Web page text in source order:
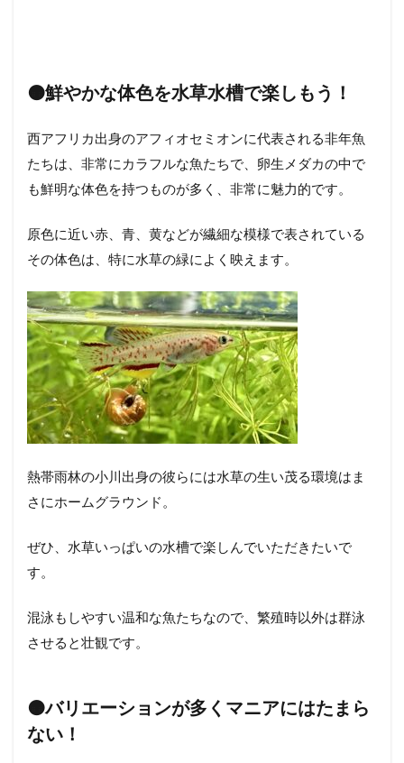
🟠鮮やかな体色を水草水槽で楽しもう！
西アフリカ出身のアフィオセミオンに代表される非年魚
たちは、非常にカラフルな魚たちで、卵生メダカの中で
も鮮明な体色を持つものが多く、非常に魅力的です。
原色に近い赤、青、黄などが繊細な模様で表されている
その体色は、特に水草の緑によく映えます。
熱帯雨林の小川出身の彼らには水草の生い茂る環境はま
さにホームグラウンド。
ぜひ、水草いっぱいの水槽で楽しんでいただきたいで
す。
混泳もしやすい温和な魚たちなので、繁殖時以外は群泳
させると壮観です。
🟠バリエーションが多くマニアにはたまら
ない！